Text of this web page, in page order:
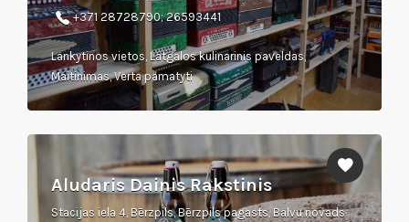
+371 28728790; 26593441
Lankytinos vietos, Latgalos kulinarinis paveldas,
Maitinimas, Verta pamatyti
Aludaris Dainis Rakstinis
Stacijas iela 4, Bērzpils, Bērzpils pagasts, Balvu novads